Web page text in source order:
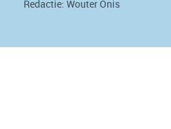
Redactie: Wouter Onis